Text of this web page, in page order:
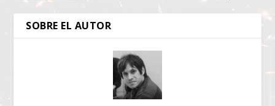
SOBRE EL AUTOR